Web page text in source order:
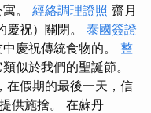
。 經絡調理證照 齋月
祝）關閉。 泰國簽證
慶祝傳統食物的。 整
似於我們的聖誕節。
在假期的最後一天，信
供施捨。 在蘇丹